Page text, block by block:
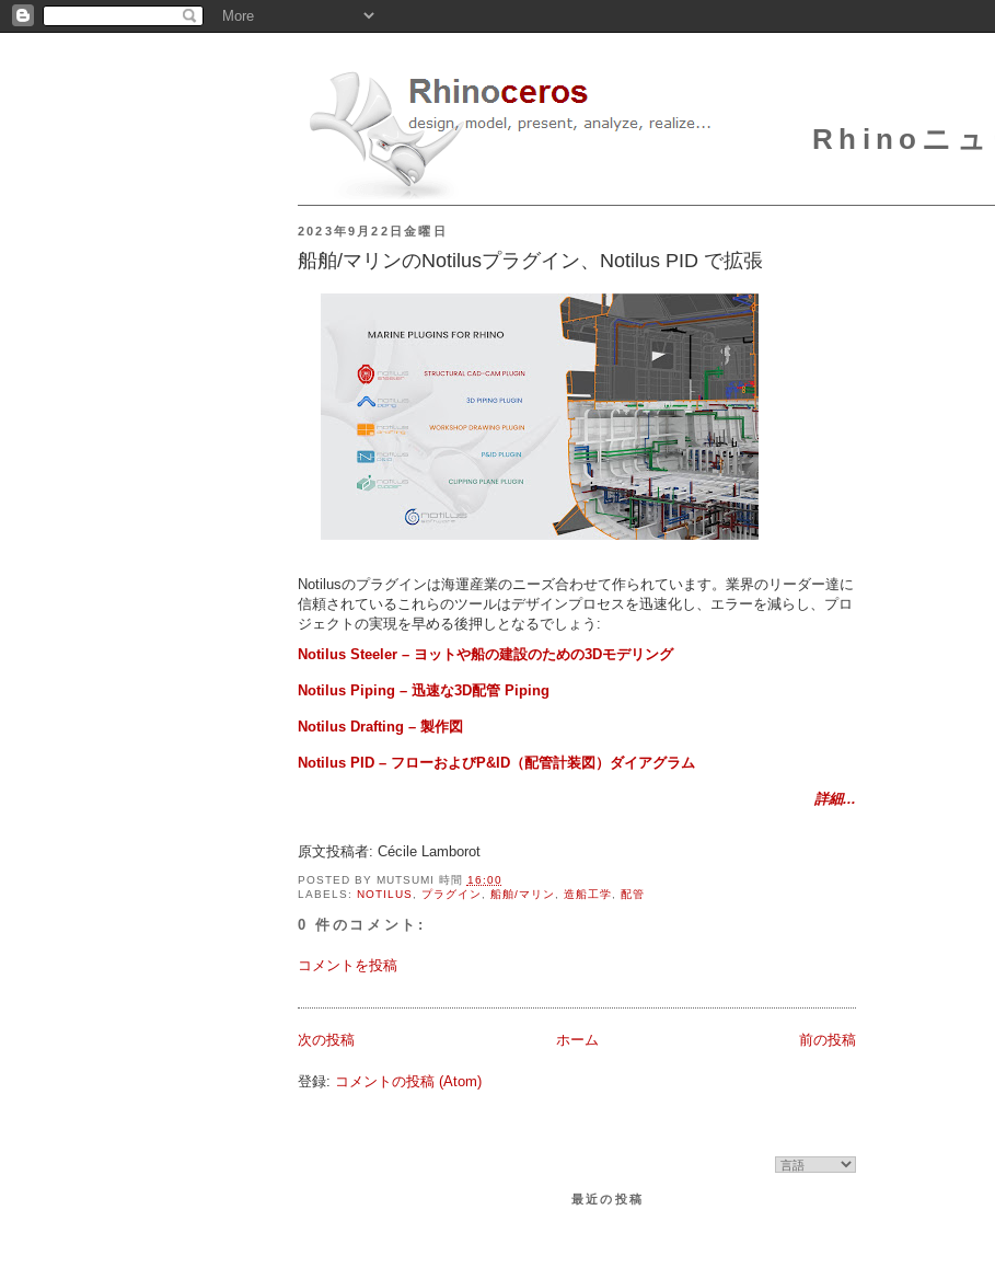
Rhinoニ
2023年9月22日金曜日
船舶/マリンのNotilusプラグイン、Notilus PID で拡張
Notilusのプラグインは海運産業のニーズ合わせて作られています。業界のリーダー達に
信頼されているこれらのツールはデザインプロセスを迅速化し、エラーを減らし、プロ
ジェクトの実現を早める後押しとなるでしょう:
Notilus Steeler – ヨットや船の建設のための3Dモデリング
Notilus Piping – 迅速な3D配管 Piping
Notilus Drafting – 製作図
Notilus PID – フローおよびP&ID（配管計装図）ダイアグラム
詳細...
原文投稿者: Cécile Lamborot
POSTED BY MUTSUMI 時間
16:00
LABELS: NOTILUS プラグイン 船舶/マリン 造船工学 配管
0 件のコメント:
コメントを投稿
次の投稿 前の投稿
ホーム
登録: コメントの投稿 (Atom)
最近の投稿